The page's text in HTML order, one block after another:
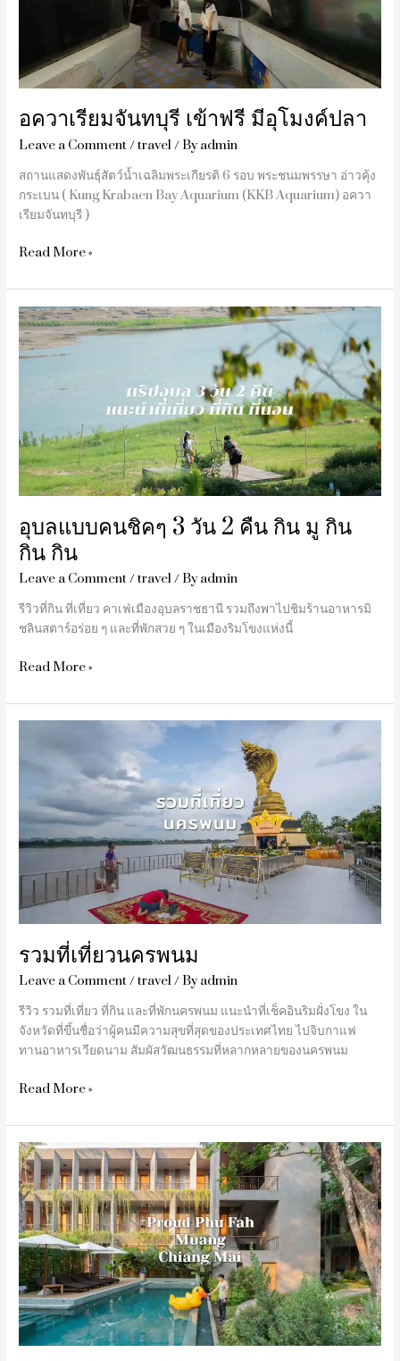
อควาเรียมจันทบุรี เข้าฟรี มีอุโมงค์ปลา
Leave a Comment/travel/ Byadmin
สถานแสดงพันธุ์สัตว์น้ำเฉลิมพระเกียรติ 6 รอบ พระชนมพรรษา อ่าวคุ้ง
กระเบน ( Kung Krabaen Bay Aquarium (KKB Aquarium) อควา
เรียมจันทบุรี )
Read More »
อุบลแบบคนชิคๆ 3 วัน 2 คืน กิน มู กิน
กิน กิน
Leave a Comment/travel/ Byadmin
รีวิวที่กิน ที่เที่ยว คาเฟ่เมืองอุบลราชธานี รวมถึงพาไปชิมร้านอาหารมิ
ชลินสตาร์อร่อย ๆ และที่พักสวย ๆ ในเมืองริมโขงแห่งนี้
อุบล
แบบ
คน
2
คืน
กิน
มู
กิน
กิน
Read More »
รวมที่เที่ยวนครพนม
Leave a Comment/travel/ Byadmin
รีวิว รวมที่เที่ยว ที่กิน และที่พักนครพนม แนะนำที่เช็คอินริมฝั่งโขง ใน
จังหวัดที่ขึ้นชื่อว่าผู้คนมีความสุขที่สุดของประเทศไทย ไปจิบกาแฟ
ทานอาหารเวียดนาม สัมผัสวัฒนธรรมที่หลากหลายของนครพนม
เที่ยว
Read More »
รีวิว
Proud
Phu
Fah
Muang
Chiang
Mai